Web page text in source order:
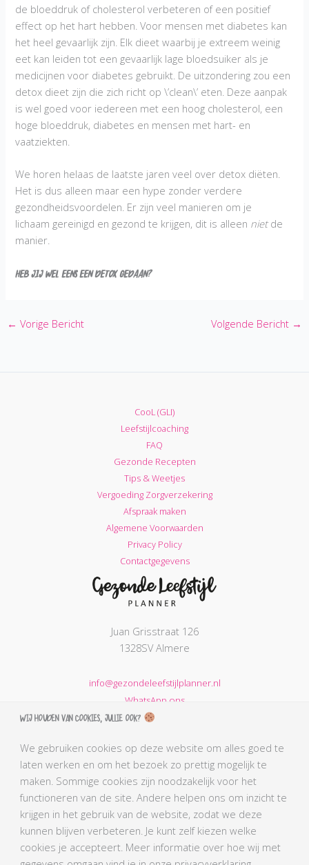
de bloeddruk of cholesterol verbeteren of een positief
effect op het hart hebben. Voor mensen met diabetes kan
het heel gevaarlijk zijn. Elk dieet waarbij je extreem weinig
eet kan leiden tot een gevaarlijk lage bloedsuiker als je
medicijnen voor diabetes gebruikt. De uitzondering zou een
detox dieet zijn die zich richt op \’clean\’ eten. Deze aanpak
is wel goed voor iedereen met een hoog cholesterol, een
hoge bloeddruk, diabetes en mensen met hart- en
vaatziekten.
We horen helaas de laatste jaren veel over detox diëten.
Het is dus alleen maar een hype zonder verdere
gezondheidsvoordelen. Er zijn veel manieren om je
lichaam gereinigd en gezond te krijgen, dit is alleen nietde
manier.
Heb jij wel eens een detox gedaan?
← Vorige Bericht Volgende Bericht →
CooL (GLI)
Leefstijlcoaching
FAQ
Gezonde Recepten
Tips & Weetjes
Vergoeding Zorgverzekering
Afspraak maken
Algemene Voorwaarden
Privacy Policy
Contactgegevens
Juan Grisstraat 126
1328SV Almere
info@gezondeleefstijlplanner.nl
WhatsApp ons
KVK nummer: 68664621
BTW nummer: NL002203974B31
AGB-code Praktijk: 90069212
AGB-code Zorgverlener Simone: 90110291
Kabiz registratienummer: 18106656784
BLCN lidnummer: L0761
BGN lidnummer Simone: 4407
Wij houden van cookies, jullie ook?
We gebruiken cookies op deze website om alles goed te
laten werken en om het bezoek zo prettig mogelijk te
maken. Sommige cookies zijn noodzakelijk voor het
functioneren van de site. Andere helpen ons om inzicht te
krijgen in het gebruik van de website, zodat we deze
kunnen blijven verbeteren. Je kunt zelf kiezen welke
cookies je accepteert. Meer informatie over hoe wij met